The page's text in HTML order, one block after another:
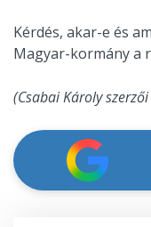
Kérdés, akar-e és
Magyar-kormány a
(Csabai Károly